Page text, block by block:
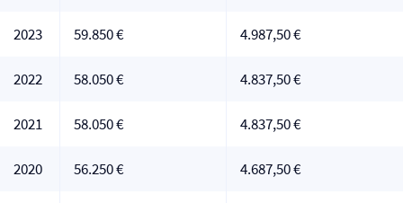
2023 59.850 € 4.987,50 €
2022 58.050 € 4.837,50 €
2021 58.050 € 4.837,50 €
2020 56.250 € 4.687,50 €